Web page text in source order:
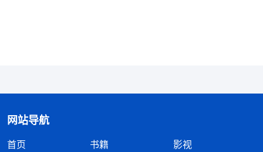
也不再虚心听从她的建议。看到她家庭缠累大，有时
尽本分受辖制导致软弱消极，我给她交通几次，见她
网站导航
首页 书籍
影视